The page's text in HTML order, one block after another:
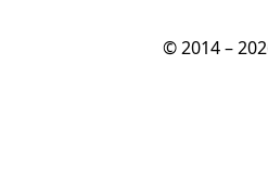
© 2014 –